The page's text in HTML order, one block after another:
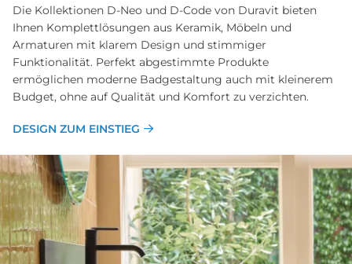
Die Kollektionen D-Neo und D-Code von Duravit bieten
Ihnen Komplettlösungen aus Keramik, Möbeln und
Armaturen mit klarem Design und stimmiger
Funktionalität. Perfekt abgestimmte Produkte
ermöglichen moderne Badgestaltung auch mit kleinerem
Budget, ohne auf Qualität und Komfort zu verzichten.
DESIGN ZUM EINSTIEG